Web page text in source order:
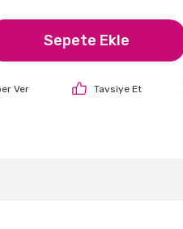
Sepete Ekle
Ver Tavsiye Et